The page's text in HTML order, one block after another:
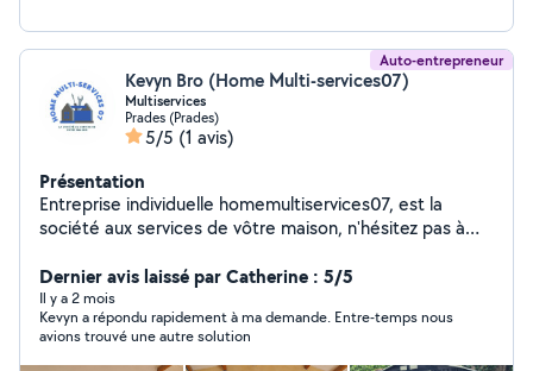
Auto-entrepreneur
Kevyn Bro (Home Multi-services07)
Multiservices
Prades (Prades)
5/5 (1 avis)
Présentation
Entreprise individuelle homemultiservices07, est la
société aux services de vôtre maison, n'hésitez pas à
travaux de rénovations, entretiens, créations intérieur et
Dernier avis laissé par Catherine : 5/5
Il y a 2 mois
Kevyn a répondu rapidement à ma demande. Entre-temps nous
avions trouvé une autre solution